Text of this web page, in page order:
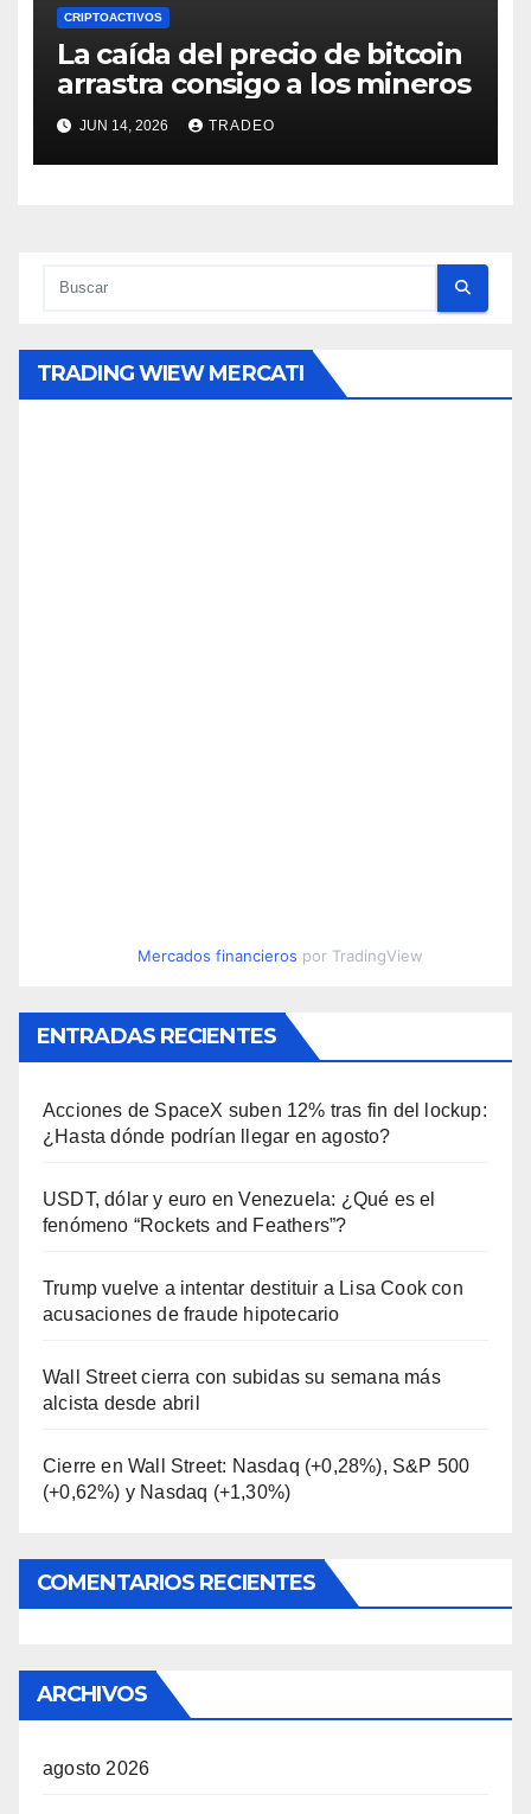
CRIPTOACTIVOS
La caída del precio de bitcoin
arrastra consigo a los mineros
JUN 14, 2026 TRADEO
TRADING WIEW MERCATI
Mercados financieros por TradingView
ENTRADAS RECIENTES
Acciones de SpaceX suben 12% tras fin del lockup:
¿Hasta dónde podrían llegar en agosto?
USDT, dólar y euro en Venezuela: ¿Qué es el
fenómeno “Rockets and Feathers”?
Trump vuelve a intentar destituir a Lisa Cook con
acusaciones de fraude hipotecario
Wall Street cierra con subidas su semana más
alcista desde abril
Cierre en Wall Street: Nasdaq (+0,28%), S&P 500
(+0,62%) y Nasdaq (+1,30%)
COMENTARIOS RECIENTES
ARCHIVOS
agosto 2026